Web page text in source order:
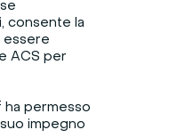
consente la
essere
ACS per
ha permesso
impegno